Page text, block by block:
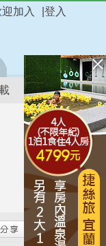
登入
加入